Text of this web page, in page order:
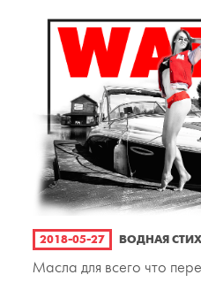
2018-05-27 ВОДНАЯ
Масла для всего что